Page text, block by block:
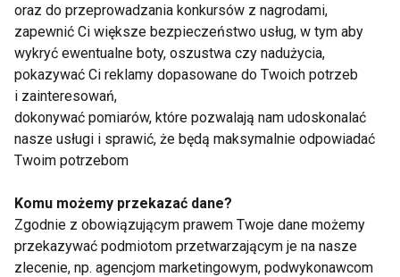
stosowanie kremu z filtrem SPF 30 lub
wyższym,
ponawianie aplikacji co około 2 godziny
podczas przebywania na słońcu,
noszenie okularów
przeciwsłonecznych i nakrycia głowy,
unikanie ekspozycji na słońce w
godzinach największego
nasłonecznienia.
oraz do przeprowadzania konkursów z nagrodami,
zapewnić Ci większe bezpieczeństwo usług, w tym aby
wykryć ewentualne boty, oszustwa czy nadużycia,
pokazywać Ci reklamy dopasowane do Twoich potrzeb
i zainteresowań,
dokonywać pomiarów, które pozwalają nam udoskonalać
nasze usługi i sprawić, że będą maksymalnie odpowiadać
Twoim potrzebom
Komu możemy przekazać dane?
Zgodnie z obowiązującym prawem Twoje dane możemy
przekazywać podmiotom przetwarzającym je na nasze
zlecenie, np. agencjom marketingowym, podwykonawcom